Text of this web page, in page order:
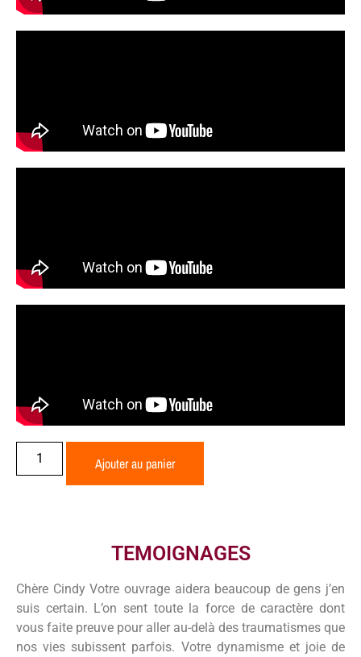
Ajouter au panier
TEMOIGNAGES
Chère Cindy Votre ouvrage aidera beaucoup de gens j’en
suis certain. L’on sent toute la force de caractère dont
vous faite preuve pour aller au-delà des traumatismes que
nos vies subissent parfois. Votre dynamisme et joie de